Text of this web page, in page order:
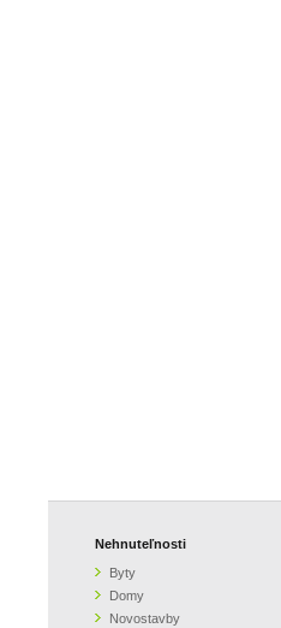
Nehnuteľnosti
Byty
Domy
Novostavby